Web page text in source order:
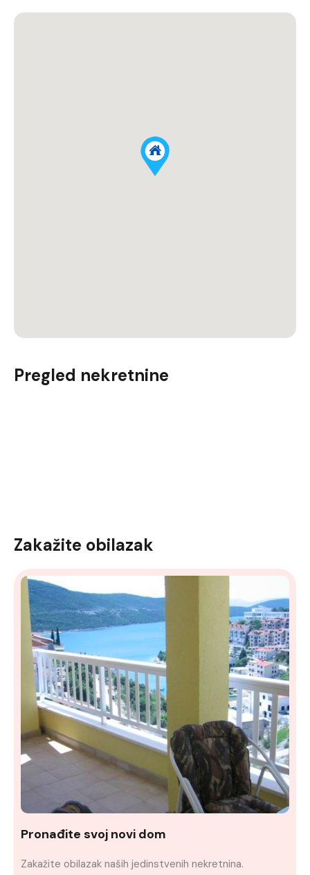
Pregled nekretnine
Zakažite obilazak
Pronađite svoj novi dom
Zakažite obilazak naših jedinstvenih nekretnina.